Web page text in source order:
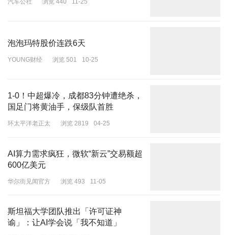
中的独特定位。肯德基的“11种香草和香料”秘方，经过数十年的广告
于麦当劳、汉堡王等竞争对手的关键差异化资产。
然而，此次“公开”事件，无论其真实性如何，都在无形中解构了这一
城河的功能便大打折扣。长此以往，消费者对肯德基产品的价值感知
可能从“独特风味”降级为“普通炸鸡”，品牌溢价能力随之削弱。从资
产，是一种短视的营销操作。
可以说，对于快餐行业而言，品牌认知的构建需要数十年积淀，而破
坏它可能只需一次轻率的营销。肯德基这场营销或许让公益项目获得
汽车公社 浏览 440 11-25
泡泡玛特股价连跌6天
YOUNG财经 浏览 501 10-25
1-0！中超爆冷，成都83分钟遭绝杀，
国足门将黄油手，保级队首胜
环太平洋老正太 浏览 2819 04-25
AI算力需求疯狂，微软“新云”交易额超
600亿美元
华尔街见闻官方 浏览 493 11-05
斯坦福大学团队推出「许可证神
谕」：让AI学会说「我不知道」